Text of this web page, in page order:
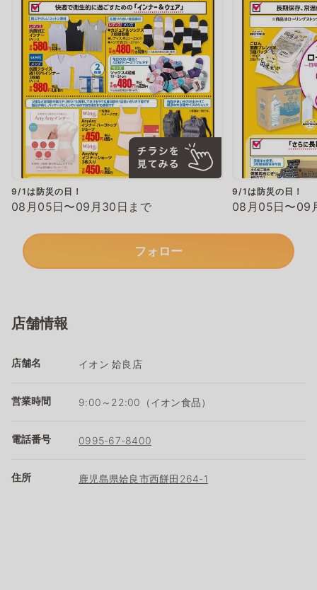
9/1は防災の日！
08月05日〜09月30日まで
9/1は防災の日！
08月05日〜09
フォロー
店舗情報
店舗名 イオン 姶良店
営業時間 9:00～22:00（イオン食品）
電話番号 0995-67-8400
住所 鹿児島県姶良市西餅田264-1